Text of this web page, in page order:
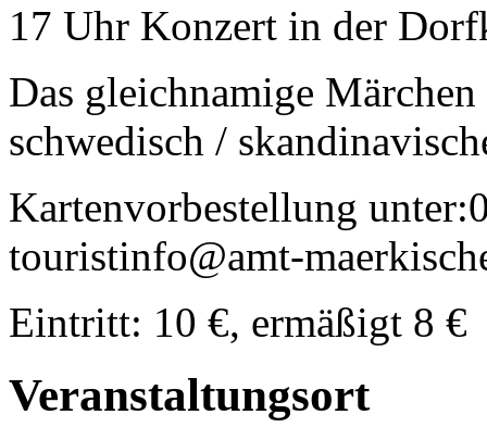
17 Uhr Konzert in der
Das gleichnamige
schwedisch /
Kartenvorbestellung
touristinfo@amt-
Eintritt: 10 €, ermäßigt 8 €
Veranstaltungsort